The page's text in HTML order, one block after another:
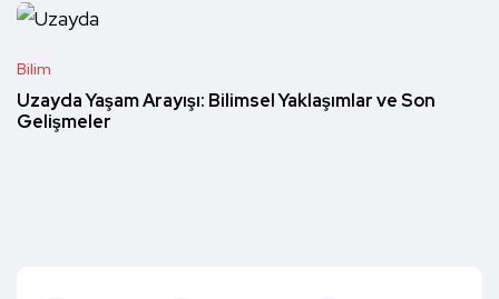
Bilim
Uzayda Yaşam Arayışı: Bilimsel Yaklaşımlar ve Son
Gelişmeler